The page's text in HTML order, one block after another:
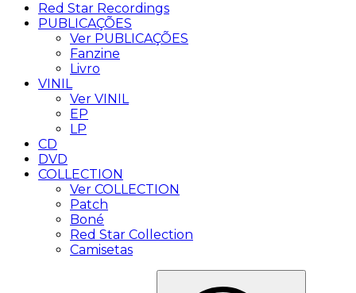
Red Star Recordings
PUBLICAÇÕES
Ver PUBLICAÇÕES
Fanzine
Livro
VINIL
Ver VINIL
EP
LP
CD
DVD
COLLECTION
Ver COLLECTION
Patch
Boné
Red Star Collection
Camisetas